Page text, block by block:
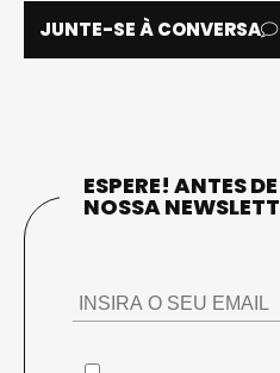
JUNTE-SE À CONVERSA
ESPERE! ANTES
NOSSA